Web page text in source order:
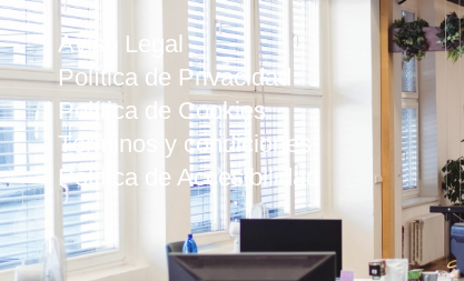
Aviso Legal
Política de Privacidad
Política de Cookies
Términos y condiciones
Política de Accesibilidad